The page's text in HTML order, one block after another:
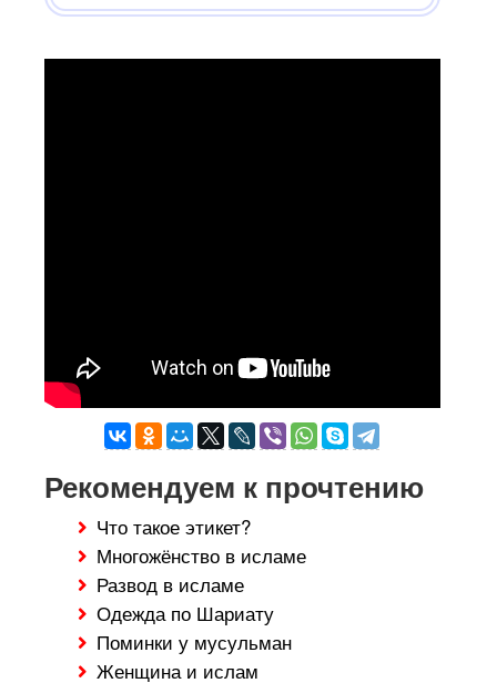
Рекомендуем к прочтению
Что такое этикет?
Многожёнство в исламе
Развод в исламе
Одежда по Шариату
Поминки у мусульман
Женщина и ислам